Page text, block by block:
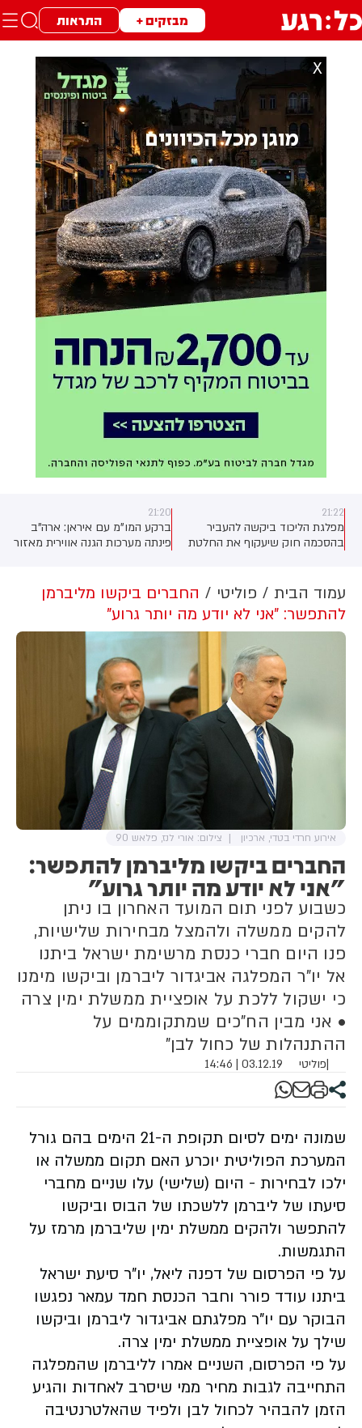
מבזקים + התראות
X
21:20
ברקע המו"מ עם איראן: ארה"ב
פינתה מערכות הגנה אווירית מאזור
עם זה לנוכח התקיפות האיראניות,
אבל לא זכינו לאוזן קשבת
21:02
פרקליטת המחוז שמסרבת לצאת
לפנסיה תקבל מענק של יותר
עמוד הבית פוליטי
החברים ביקשו מליברמן
להתפשר: "אני לא יודע מה יותר גרוע"
החברים ביקשו מליברמן להתפשר:
"אני לא יודע מה יותר גרוע"
כשבוע לפני תום המועד האחרון בו ניתן
להקים ממשלה ולהמצל מבחירות שלישיות,
פנו היום חברי כנסת מרשימת ישראל ביתנו
אל יו"ר המפלגה אביגדור ליברמן וביקשו מימנו
כי ישקול ללכת על אופציית ממשלת ימין צרה
• אני מבין הח"כים שמתקוממים על
ההתנהלות של כחול לבן"
|פוליטי 03.12.19 | 14:46
אירוע חרדי בטדי, ארכיון צילום: אורי לנז, פלאש 90
שמונה ימים לסיום תקופת ה-21 הימים בהם גורל
המערכת הפוליטית יוכרע האם תקום ממשלה או
ילכו לבחירות - היום (שלישי) עלו שניים מחברי
סיעתו של ליברמן ללשכתו של הבוס וביקשו
להתפשר ולהקים ממשלת ימין שליברמן מרמז על
התגמשות.
על פי הפרסום של דפנה ליאל, יו"ר סיעת ישראל
ביתנו עודד פורר וחבר הכנסת חמד עמאר נפגשו
הבוקר עם יו"ר מפלגתם אביגדור ליברמן וביקשו
שילך על אופציית ממשלת ימין צרה.
על פי הפרסום, השניים אמרו לליברמן שהמפלגה
התחייבה לגבות מחיר ממי שיסרב לאחדות והגיע
הזמן להבהיר לכחול לבן ולפיד שהאלטרנטיבה